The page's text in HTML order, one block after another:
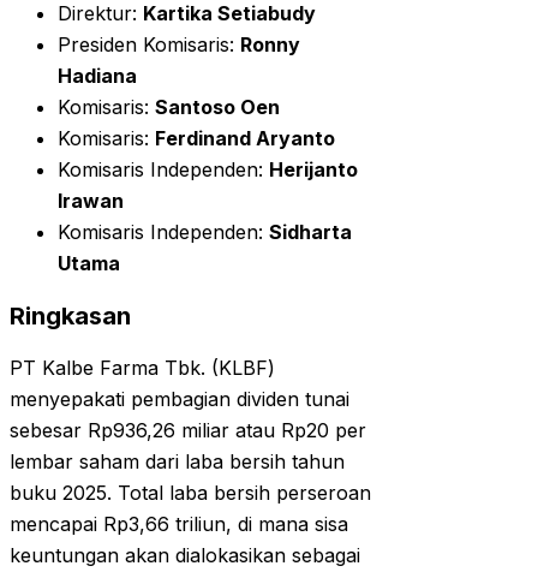
Direktur: Kartika Setiabudy
Presiden Komisaris: Ronny
Hadiana
Komisaris: Santoso Oen
Komisaris: Ferdinand Aryanto
Komisaris Independen: Herijanto
Irawan
Komisaris Independen: Sidharta
Utama
Ringkasan
PT Kalbe Farma Tbk. (KLBF)
menyepakati pembagian dividen tunai
sebesar Rp936,26 miliar atau Rp20 per
lembar saham dari laba bersih tahun
buku 2025. Total laba bersih perseroan
mencapai Rp3,66 triliun, di mana sisa
keuntungan akan dialokasikan sebagai